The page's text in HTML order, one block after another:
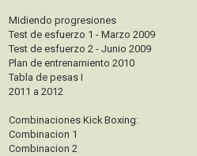
Midiendo progresiones
Test de esfuerzo 1 - Marzo 2009
Test de esfuerzo 2 - Junio 2009
Plan de entrenamiento 2010
Tabla de pesas I
2011 a 2012
Combinaciones Kick Boxing:
Combinacion 1
Combinacion 2